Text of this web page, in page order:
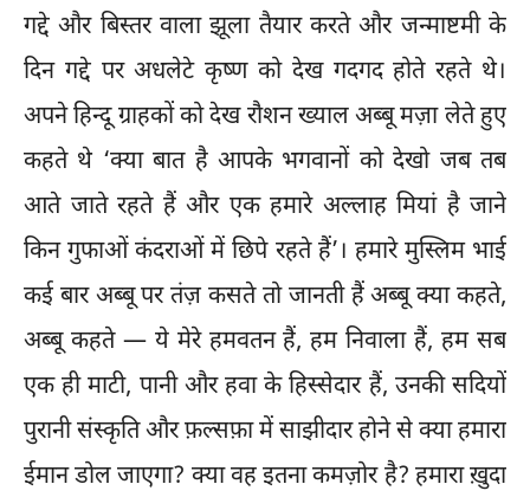
गद्दे और बिस्तर वाला झूला तैयार करते और जन्माष्टमी के
दिन गद्दे पर अधलेटे कृष्ण को देख गदगद होते रहते थे।
अपने हिन्दू ग्राहकों को देख रौशन ख्याल अब्बू मज़ा लेते हुए
कहते थे ‘क्या बात है आपके भगवानों को देखो जब तब
आते जाते रहते हैं और एक हमारे अल्लाह मियां है जाने
किन गुफाओं कंदराओं में छिपे रहते हैं’। हमारे मुस्लिम भाई
कई बार अब्बू पर तंज़ कसते तो जानती हैं अब्बू क्या कहते,
अब्बू कहते — ये मेरे हमवतन हैं, हम निवाला हैं, हम सब
एक ही माटी, पानी और हवा के हिस्सेदार हैं, उनकी सदियों
पुरानी संस्कृति और फ़ल्सफ़ा में साझीदार होने से क्या हमारा
ईमान डोल जाएगा? क्या वह इतना कमज़ोर है? हमारा ख़ुदा